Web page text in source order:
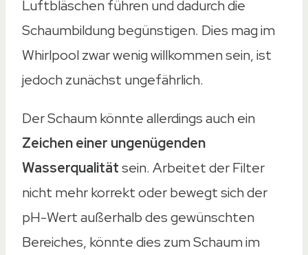
Luftbläschen führen und dadurch die
Schaumbildung begünstigen. Dies mag im
Whirlpool zwar wenig willkommen sein, ist
jedoch zunächst ungefährlich.
Der Schaum könnte allerdings auch ein
Zeicheneiner ungenügenden
Wasserqualitätsein. Arbeitet der Filter
nicht mehr korrekt oder bewegt sich der
pH-Wert außerhalb des gewünschten
Bereiches, könnte dies zum Schaum im